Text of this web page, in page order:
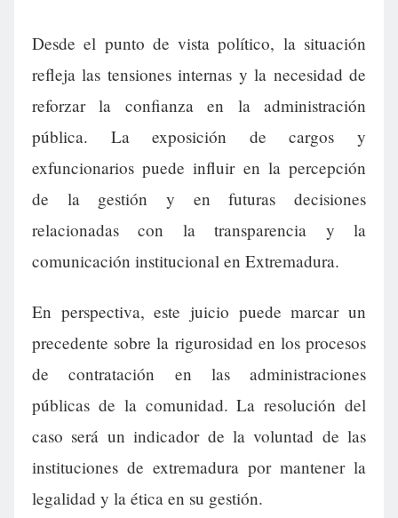
Desde el punto de vista político, la situación
refleja las tensiones internas y la necesidad de
reforzar la confianza en la administración
pública. La exposición de cargos y
exfuncionarios puede influir en la percepción
de la gestión y en futuras decisiones
relacionadas con la transparencia y la
comunicación institucional en Extremadura.
En perspectiva, este juicio puede marcar un
precedente sobre la rigurosidad en los procesos
de contratación en las administraciones
públicas de la comunidad. La resolución del
caso será un indicador de la voluntad de las
instituciones de extremadura por mantener la
legalidad y la ética en su gestión.